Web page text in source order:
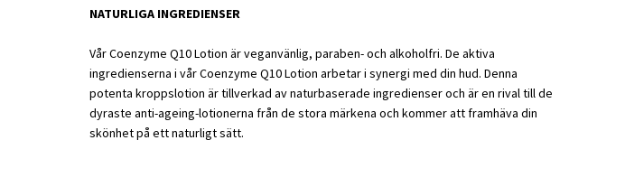
NATURLIGA INGREDIENSER
Vår Coenzyme Q10 Lotion är veganvänlig, paraben- och alkoholfri. De aktiva
ingredienserna i vår Coenzyme Q10 Lotion arbetar i synergi med din hud. Denna
potenta kroppslotion är tillverkad av naturbaserade ingredienser och är en rival till de
dyraste anti-ageing-lotionerna från de stora märkena och kommer att framhäva din
skönhet på ett naturligt sätt.